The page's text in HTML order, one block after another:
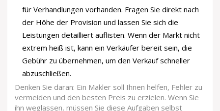
für Verhandlungen vorhanden. Fragen Sie direkt nach
der Höhe der Provision und lassen Sie sich die
Leistungen detailliert auflisten. Wenn der Markt nicht
extrem heiß ist, kann ein Verkäufer bereit sein, die
Gebühr zu übernehmen, um den Verkauf schneller
abzuschließen.
Denken Sie daran: Ein Makler soll Ihnen helfen, Fehler zu
vermeiden und den besten Preis zu erzielen. Wenn Sie
ihn weglassen, müssen Sie diese Aufgaben selbst